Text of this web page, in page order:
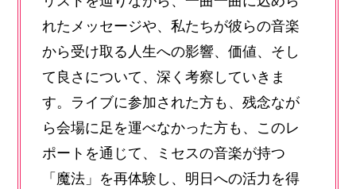
れたメッセージや、私たちが彼らの音楽
から受け取る人生への影響、価値、そし
て良さについて、深く考察していきま
す。ライブに参加された方も、残念なが
ら会場に足を運べなかった方も、このレ
ポートを通じて、ミセスの音楽が持つ
「魔法」を再体験し、明日への活力を得